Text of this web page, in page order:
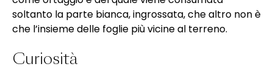
soltanto la parte bianca, ingrossata, che altro non è
che l’insieme delle foglie più vicine al terreno.
Curiosità